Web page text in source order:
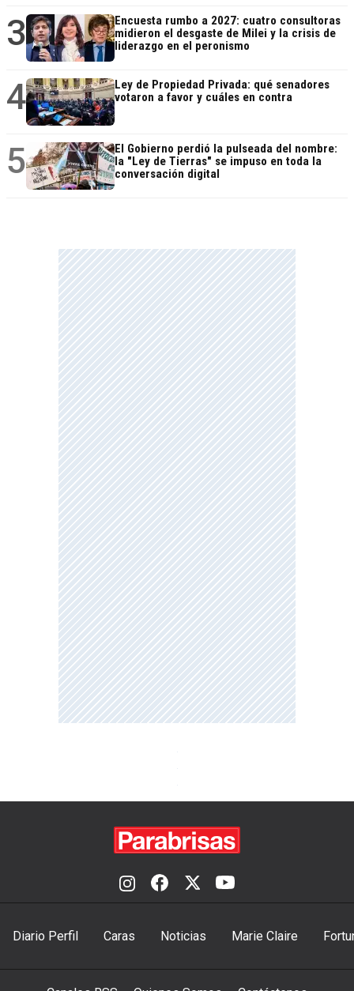
3
Encuesta rumbo a 2027: cuatro consultoras
midieron el desgaste de Milei y la crisis de
liderazgo en el peronismo
4
Ley de Propiedad Privada: qué senadores
votaron a favor y cuáles en contra
5
El Gobierno perdió la pulseada del nombre:
la "Ley de Tierras" se impuso en toda la
conversación digital
Diario Perfil Caras Noticias Marie Claire